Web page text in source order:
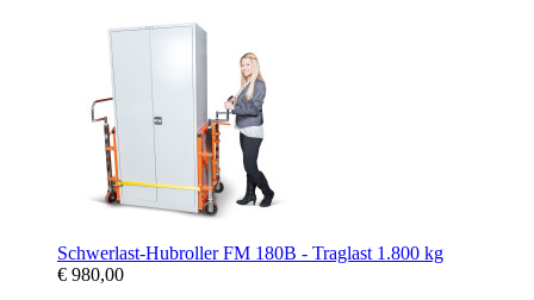
Schwerlast-Hubroller FM 180B - Traglast 1.800 kg
€ 980,00